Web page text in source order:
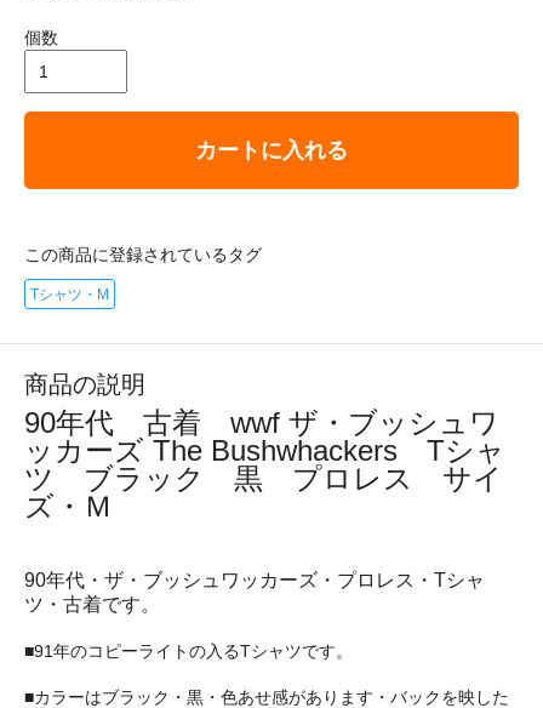
個数
カートに入れる
この商品に登録されているタグ
Tシャツ・M
商品の説明
90年代 古着 wwf ザ・ブッシュワ
ッカーズ The Bushwhackers Tシャ
ツ ブラック 黒 プロレス サイ
ズ・Ｍ
90年代・ザ・ブッシュワッカーズ・プロレス・Tシャ
ツ・古着です。
■91年のコピーライトの入るTシャツです。
■カラーはブラック・黒・色あせ感があります・バックを映した